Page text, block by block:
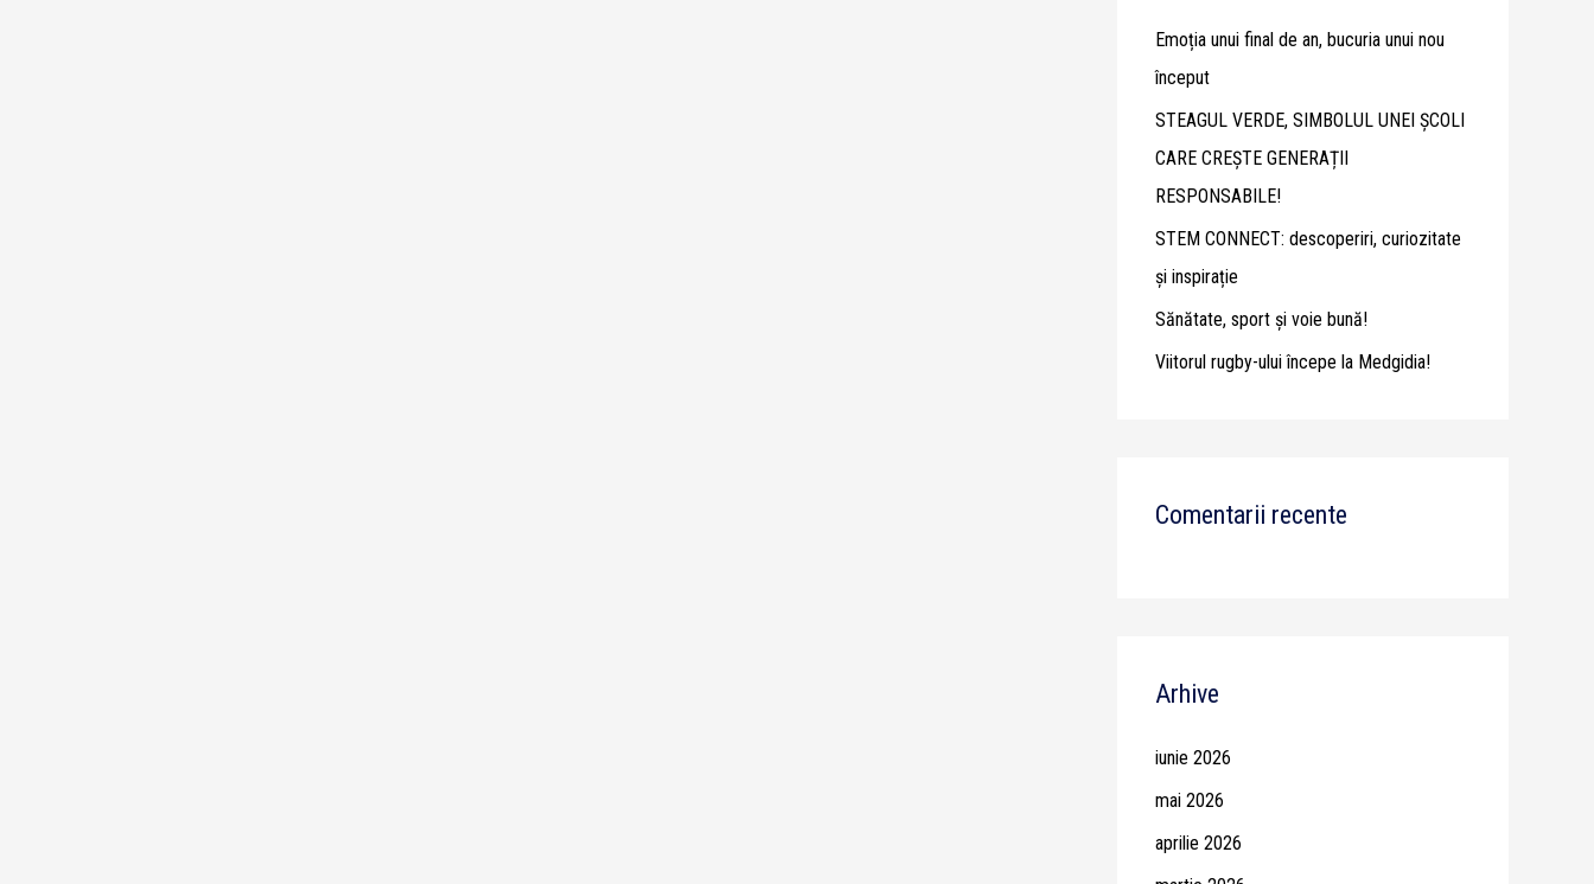
f
o
r
:
Emoția unui final de an, bucuria unui nou
început
STEAGUL VERDE, SIMBOLUL UNEI ȘCOLI
CARE CREȘTE GENERAȚII
RESPONSABILE!
STEM CONNECT: descoperiri, curiozitate
și inspirație
Sănătate, sport și voie bună!
Viitorul rugby-ului începe la Medgidia!
Comentarii recente
Arhive
iunie 2026
mai 2026
aprilie 2026